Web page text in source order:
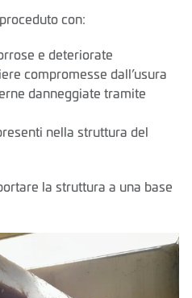
con:
e deteriorate
compromesse dall’usura
danneggiate tramite
nella struttura del
la struttura a una base